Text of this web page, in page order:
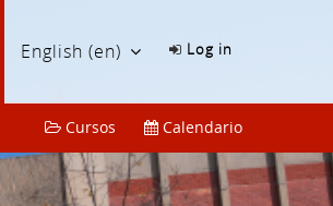
Log in
English ‎(en)‎
Cursos Calendario